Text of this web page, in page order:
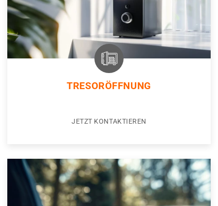
TRESORÖFFNUNG
JETZT KONTAKTIEREN